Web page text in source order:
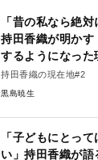
「昔の私なら絶
持田香織が明か
するようになった
持田香織の現在地#2
黒島暁生
「子どもにとっ
い」持田香織が